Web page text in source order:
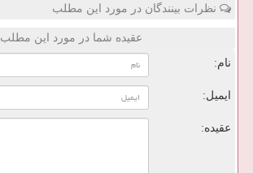
نظرات بینندگان در مورد این مطلب
عقیده شما در مورد این مطلب
نام:
ایمیل:
عقیده: